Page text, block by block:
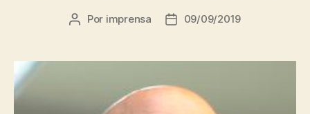
Autor
Por imprensa
Data09/09/2019